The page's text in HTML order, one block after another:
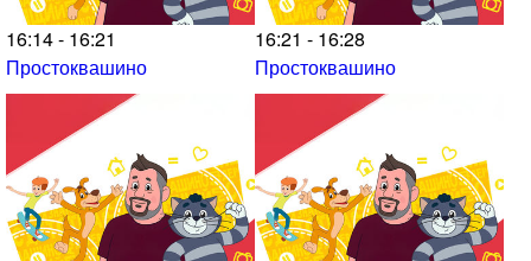
16:14 - 16:21
Простоквашино
16:21 - 16:28
Простоквашино